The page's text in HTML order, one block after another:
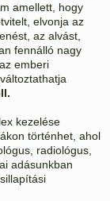
amellett, hogy
elvonja az
az alvást,
fennálló nagy
emberi
kezelése
történhet, ahol
radiológus,
adásunkban